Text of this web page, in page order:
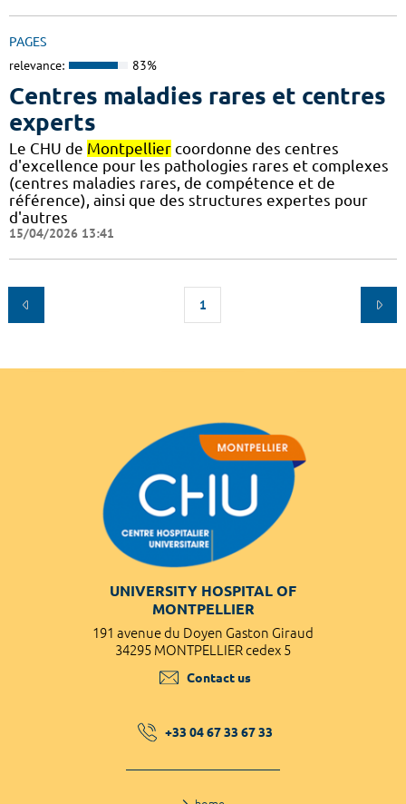
PAGES
relevance: 83%
Centres maladies rares et centres
experts
Le CHU de Montpellier coordonne des centres
d'excellence pour les pathologies rares et complexes
(centres maladies rares, de compétence et de
référence), ainsi que des structures expertes pour
d'autres
15/04/2026 13:41
1
UNIVERSITY HOSPITAL OF
MONTPELLIER
191 avenue du Doyen Gaston Giraud
34295 MONTPELLIER cedex 5
Contact us
+33 04 67 33 67 33